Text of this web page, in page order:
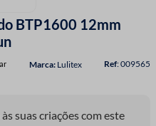
BTP1600 12mm
Lulitex :009565
suas criações com este